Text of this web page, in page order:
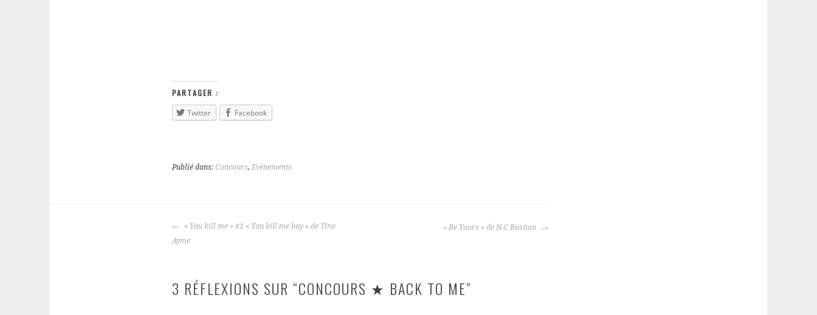
PARTAGER :
Twitter
Facebook
Publié dans: Concours, Evénements
NAVIGATION
« You kill me » #1 « You kill me boy » de Tina
Ayme
« Be Yours » de N.C Bastian
3 RÉFLEXIONS SUR “CONCOURS ★ BACK TO ME”